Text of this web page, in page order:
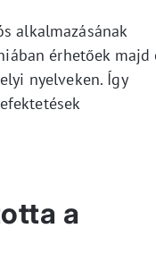
alkalmazásának
érhetőek majd
nyelveken. Így
a